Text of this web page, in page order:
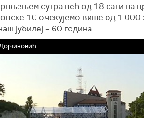
сутра већ од 18 сати на
10 очекујемо више од 1.000
јубилеј – 60 година.